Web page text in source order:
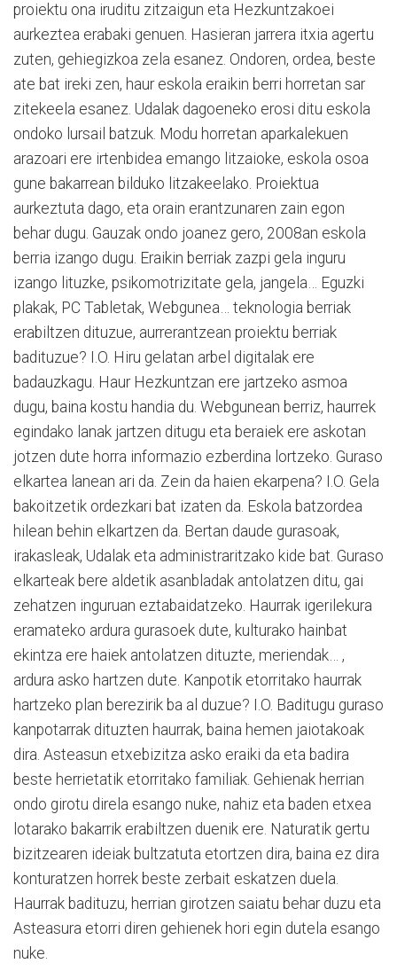
proiektu ona iruditu zitzaigun eta Hezkuntzakoei
aurkeztea erabaki genuen. Hasieran jarrera itxia agertu
zuten, gehiegizkoa zela esanez. Ondoren, ordea, beste
ate bat ireki zen, haur eskola eraikin berri horretan sar
zitekeela esanez. Udalak dagoeneko erosi ditu eskola
ondoko lursail batzuk. Modu horretan aparkalekuen
arazoari ere irtenbidea emango litzaioke, eskola osoa
gune bakarrean bilduko litzakeelako. Proiektua
aurkeztuta dago, eta orain erantzunaren zain egon
behar dugu. Gauzak ondo joanez gero, 2008an eskola
berria izango dugu. Eraikin berriak zazpi gela inguru
izango lituzke, psikomotrizitate gela, jangela… Eguzki
plakak, PC Tabletak, Webgunea… teknologia berriak
erabiltzen dituzue, aurrerantzean proiektu berriak
badituzue? I.O. Hiru gelatan arbel digitalak ere
badauzkagu. Haur Hezkuntzan ere jartzeko asmoa
dugu, baina kostu handia du. Webgunean berriz, haurrek
egindako lanak jartzen ditugu eta beraiek ere askotan
jotzen dute horra informazio ezberdina lortzeko. Guraso
elkartea lanean ari da. Zein da haien ekarpena? I.O. Gela
bakoitzetik ordezkari bat izaten da. Eskola batzordea
hilean behin elkartzen da. Bertan daude gurasoak,
irakasleak, Udalak eta administraritzako kide bat. Guraso
elkarteak bere aldetik asanbladak antolatzen ditu, gai
zehatzen inguruan eztabaidatzeko. Haurrak igerilekura
eramateko ardura gurasoek dute, kulturako hainbat
ekintza ere haiek antolatzen dituzte, meriendak… ,
ardura asko hartzen dute. Kanpotik etorritako haurrak
hartzeko plan berezirik ba al duzue? I.O. Baditugu guraso
kanpotarrak dituzten haurrak, baina hemen jaiotakoak
dira. Asteasun etxebizitza asko eraiki da eta badira
beste herrietatik etorritako familiak. Gehienak herrian
ondo girotu direla esango nuke, nahiz eta baden etxea
lotarako bakarrik erabiltzen duenik ere. Naturatik gertu
bizitzearen ideiak bultzatuta etortzen dira, baina ez dira
konturatzen horrek beste zerbait eskatzen duela.
Haurrak badituzu, herrian girotzen saiatu behar duzu eta
Asteasura etorri diren gehienek hori egin dutela esango
nuke.